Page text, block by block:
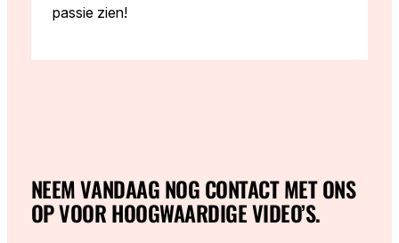
passie zien!
NEEM VANDAAG NOG CONTACT MET ONS
OP VOOR HOOGWAARDIGE VIDEO’S.